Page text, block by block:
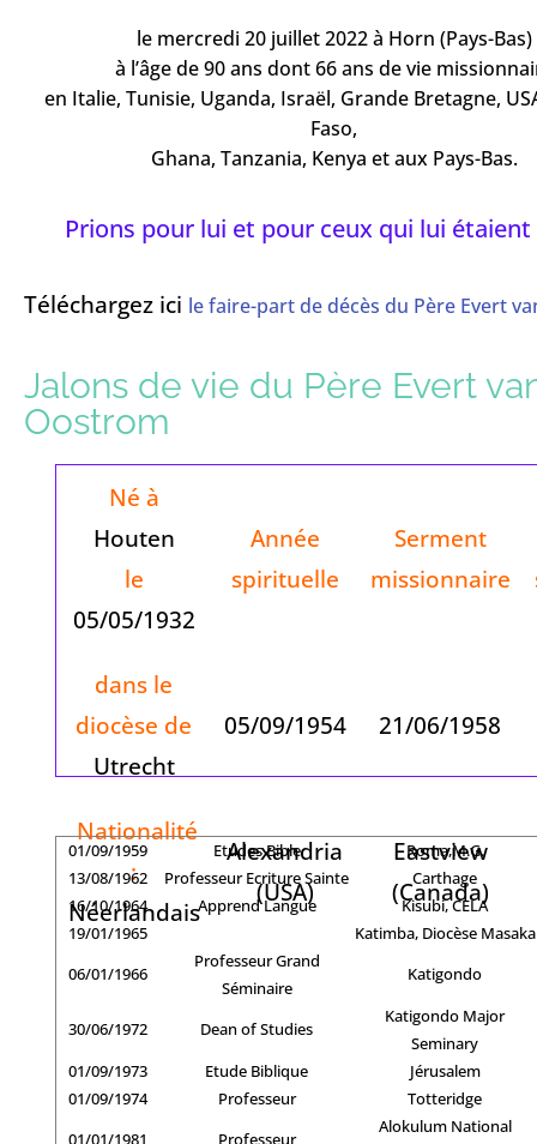
le mercredi 20 juillet 2022 à Horn (Pays-Bas)
à l’âge de 90 ans dont 66 ans de vie
en Italie, Tunisie, Uganda, Israël, Grande Bretagne,
Faso,
Ghana, Tanzania, Kenya et aux Pays-Bas.
Prions pour lui et pour ceux qui lui étaient
Téléchargez ici le faire-part de décès du Père Evert
Jalons de vie du Père Evert
Oostrom
Né à
Houten
le
05/05/1932
Année
spirituelle
Serment
missionnaire
dans le
diocèse de
Utrecht
05/09/1954 21/06/1958
Nationalité
:
Néerlandais
Alexandria
(USA)
Eastview
(Canada)
01/09/1959 Etudes Bible
Roma,M.G.
13/08/1962
Professeur Ecriture Sainte
Carthage
16/10/1964
Apprend Langue
Kisubi, CELA
19/01/1965
Katimba, Diocèse Masaka
06/01/1966
Professeur Grand
Séminaire
Katigondo
30/06/1972 Dean of Studies
Katigondo Major
Seminary
01/09/1973
Etude Biblique
Jérusalem
01/09/1974
Professeur
Totteridge
01/01/1981
Professeur
Alokulum National